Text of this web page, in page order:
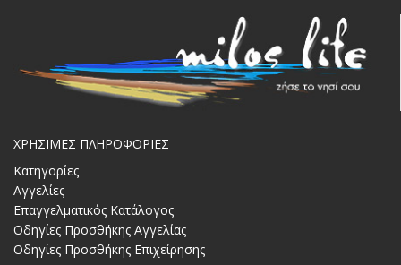
ΧΡΗΣΙΜΕΣ ΠΛΗΡΟΦΟΡΙΕΣ
Κατηγορίες
Αγγελίες
Επαγγελματικός Κατάλογος
Οδηγίες Προσθήκης Αγγελίας
Οδηγίες Προσθήκης Επιχείρησης